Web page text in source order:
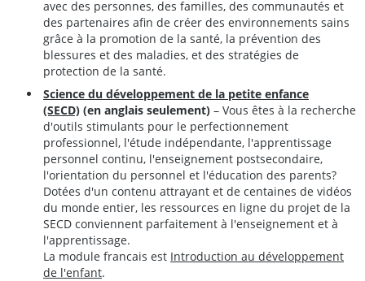
avec des personnes, des familles, des communautés et
des partenaires afin de créer des environnements sains
grâce à la promotion de la santé, la prévention des
blessures et des maladies, et des stratégies de
protection de la santé.
Science du développement de la petite enfance
(SECD) (en anglais seulement) – Vous êtes à la recherche
d'outils stimulants pour le perfectionnement
professionnel, l'étude indépendante, l'apprentissage
personnel continu, l'enseignement postsecondaire,
l'orientation du personnel et l'éducation des parents?
Dotées d'un contenu attrayant et de centaines de vidéos
du monde entier, les ressources en ligne du projet de la
SECD conviennent parfaitement à l'enseignement et à
l'apprentissage.
La module francais est Introduction au développement
de l'enfant.